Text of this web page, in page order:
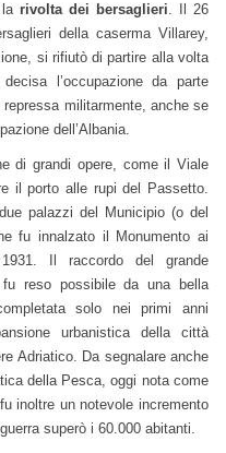
rivolta dei bersaglieri. Il 26
della caserma Villarey,
si rifiutò di partire alla volta
l’occupazione da parte
militarmente, anche se
dell’Albania.
di grandi opere, come il Viale
il porto alle rupi del Passetto.
palazzi del Municipio (o del
fu innalzato il Monumento ai
Il raccordo del grande
reso possibile da una bella
solo nei primi anni
urbanistica della città
Adriatico. Da segnalare anche
della Pesca, oggi nota come
inoltre un notevole incremento
superò i 60.000 abitanti.